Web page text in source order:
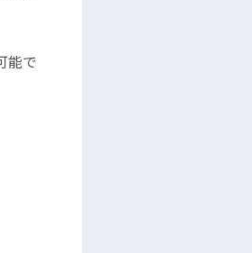
能で